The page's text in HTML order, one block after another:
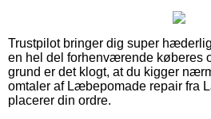
Trustpilot bringer dig super
en hel del forhenværende køberes
grund er det klogt, at du kigger
omtaler af Læbepomade repair fra
placerer din ordre.